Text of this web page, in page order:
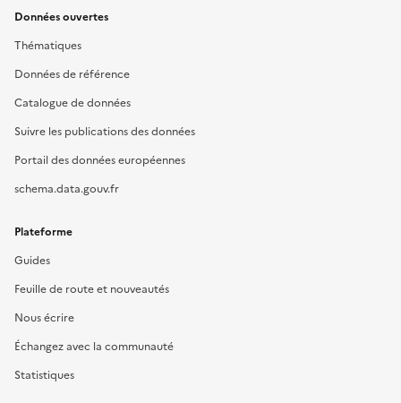
Données ouvertes
Thématiques
Données de référence
Catalogue de données
Suivre les publications des données
Portail des données européennes
schema.data.gouv.fr
Plateforme
Guides
Feuille de route et nouveautés
Nous écrire
Échangez avec la communauté
Statistiques